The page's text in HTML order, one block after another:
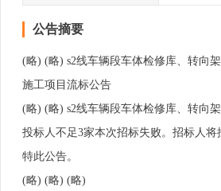
公告摘要
(略) (略) s2线车辆段车体检修库、转向
施工项目流标公告
(略) (略) s2线车辆段车体检修库、转向
投标人不足3家本次招标失败。招标人将
特此公告。
(略) (略) (略)